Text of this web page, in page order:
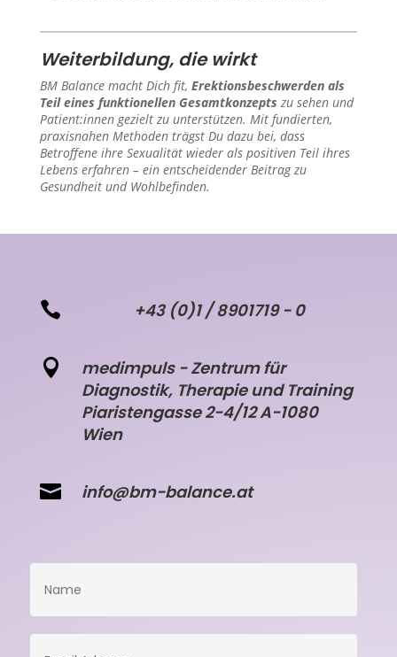
Weiterbildung, die wirkt
BM Balance macht Dich fit, Erektionsbeschwerden als
Teil eines funktionellen Gesamtkonzepts zu sehen und
Patient:innen gezielt zu unterstützen. Mit fundierten,
praxisnahen Methoden trägst Du dazu bei, dass
Betroffene ihre Sexualität wieder als positiven Teil ihres
Lebens erfahren – ein entscheidender Beitrag zu
Gesundheit und Wohlbefinden.
 +43 (0)1 / 8901719 - 0

medimpuls - Zentrum für
Diagnostik, Therapie und Training
Piaristengasse 2-4/12 A-1080
Wien
 info@bm-balance.at